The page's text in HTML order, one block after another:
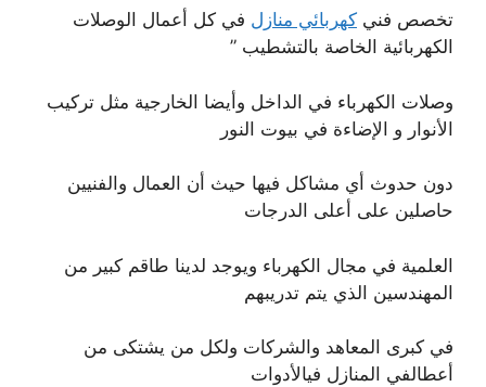
تخصص فني كهربائي منازل في كل أعمال الوصلات
الكهربائية الخاصة بالتشطيب ”
وصلات الكهرباء في الداخل وأيضا الخارجية مثل تركيب
الأنوار و الإضاءة في بيوت النور
دون حدوث أي مشاكل فيها حيث أن العمال والفنيين
حاصلين على أعلى الدرجات
العلمية في مجال الكهرباء ويوجد لدينا طاقم كبير من
المهندسين الذي يتم تدريبهم
في كبرى المعاهد والشركات ولكل من يشتكى من
أعطالفي المنازل فيالأدوات